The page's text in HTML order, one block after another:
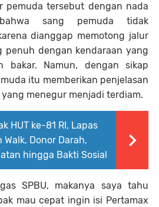
pemuda tersebut dengan nada
sang pemuda tidak
dianggap memotong jalur
penuh dengan kendaraan yang
bakar. Namun, dengan sikap
itu memberikan penjelasan
menegur menjadi terdiam.
HUT ke-81 RI, Lapas
Donor Darah,
hingga Bakti Sosial
SPBU, makanya saya tahu
mau cepat ingin isi Pertamax